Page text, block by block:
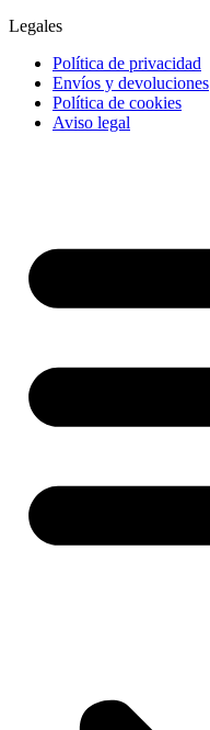
Legales
Política de privacidad
Envíos y devoluciones
Política de cookies
Aviso legal